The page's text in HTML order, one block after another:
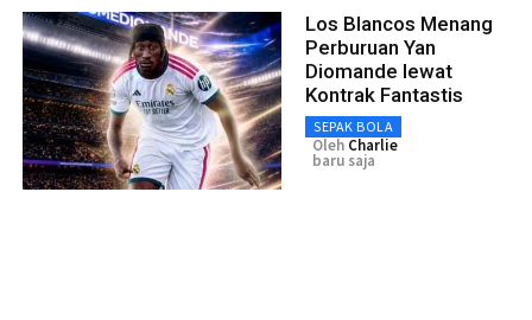
Los Blancos Menang
Perburuan Yan
Diomande lewat
Kontrak Fantastis
SEPAK BOLA
Oleh Charlie
baru saja